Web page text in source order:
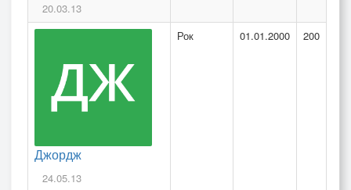
20.03.13
Джордж
24.05.13
Рок 01.01.2000 200